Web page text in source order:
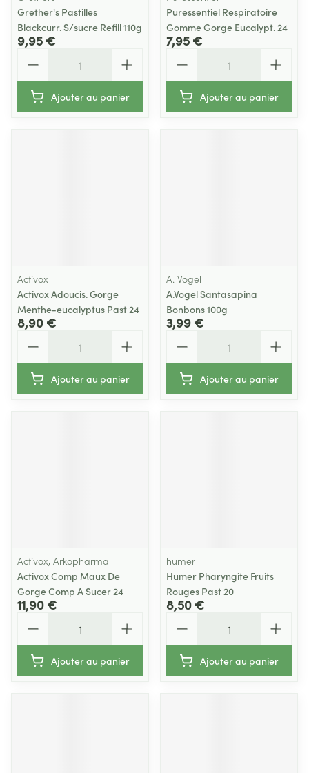
Grether's Pastilles
Blackcurr. S/sucre Refill 110g
9,95 €
Ajouter au panier
Puressentiel Respiratoire
Gomme Gorge Eucalypt. 24
7,95 €
Ajouter au panier
Activox
Activox Adoucis. Gorge
Menthe-eucalyptus Past 24
8,90 €
Ajouter au panier
A. Vogel
A.Vogel Santasapina
Bonbons 100g
3,99 €
Ajouter au panier
Activox, Arkopharma
Activox Comp Maux De
Gorge Comp A Sucer 24
11,90 €
Ajouter au panier
humer
Humer Pharyngite Fruits
Rouges Past 20
8,50 €
Ajouter au panier